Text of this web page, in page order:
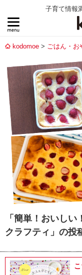
子育て情報
kodomoe ごはん・お
「簡単！おいし
クラフティ」の投